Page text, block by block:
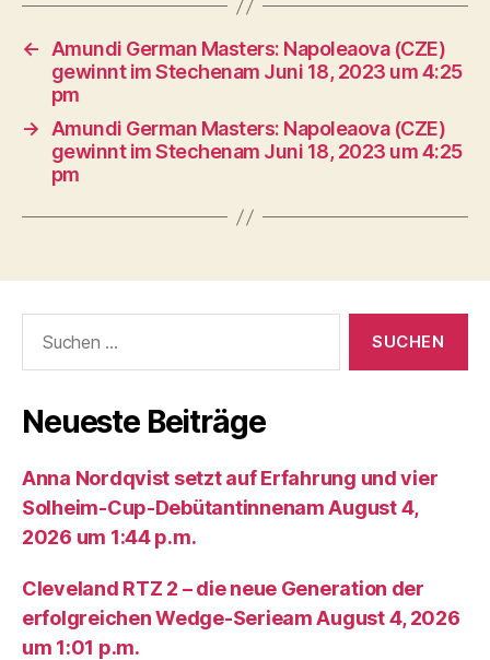
←
Amundi German Masters: Napoleaova (CZE)
gewinnt im Stechenam Juni 18, 2023 um 4:25
pm
→
Amundi German Masters: Napoleaova (CZE)
gewinnt im Stechenam Juni 18, 2023 um 4:25
pm
nach:
Neueste Beiträge
Anna Nordqvist setzt auf Erfahrung und vier
Solheim-Cup-Debütantinnenam August 4,
2026 um 1:44 p.m.
Cleveland RTZ 2 – die neue Generation der
erfolgreichen Wedge-Serieam August 4, 2026
um 1:01 p.m.